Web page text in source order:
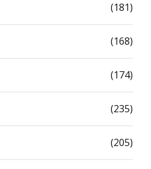
(181)
(168)
(174)
(235)
(205)